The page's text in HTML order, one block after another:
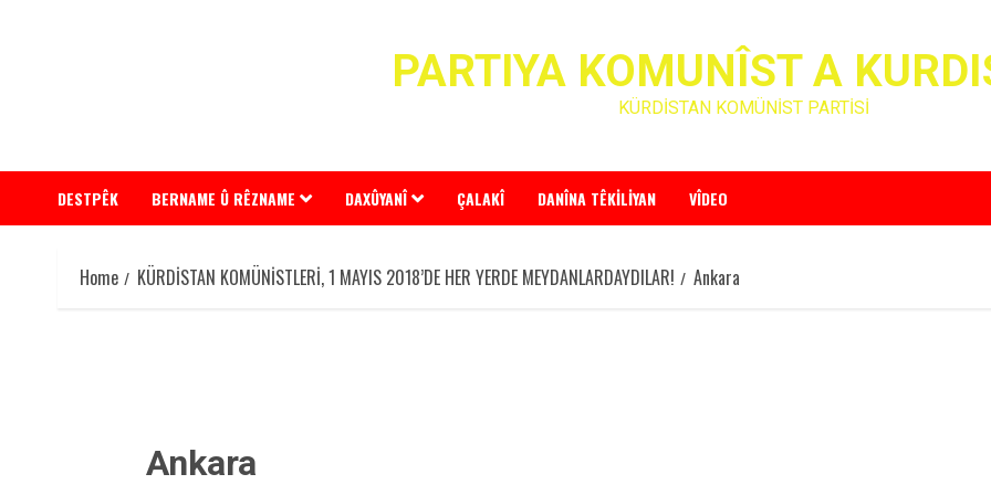
PARTIYA KOMUNÎST A
KÜRDİSTAN KOMÜNİST PARTİSİ
DESTPÊK BERNAME Û RÊZNAME DAXÛYANÎ ÇALAKÎ DANÎNA TÊKILIYAN VÎDEO
Home KÜRDİSTAN KOMÜNİSTLERİ, 1 MAYIS 2018’DE HER YERDE MEYDANLARDAYDILAR! Ankara
Ankara